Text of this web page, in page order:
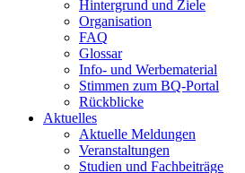
Hintergrund und Ziele
Organisation
FAQ
Glossar
Info- und Werbematerial
Stimmen zum BQ-Portal
Rückblicke
Aktuelles
Aktuelle Meldungen
Veranstaltungen
Studien und Fachbeiträge